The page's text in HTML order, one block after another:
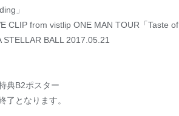
」
CLIP from vistlip ONE MAN TOUR「Taste of
STELLAR BALL 2017.05.21
典B2ポスター
となります。